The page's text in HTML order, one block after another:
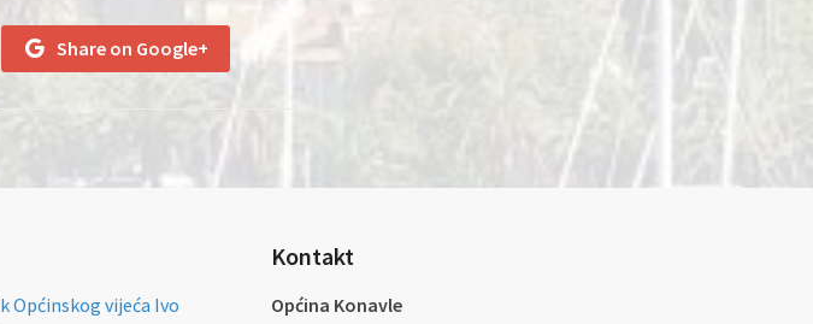
Share on Google+
Općinskog vijeća Ivo
Kontakt
Općina Konavle